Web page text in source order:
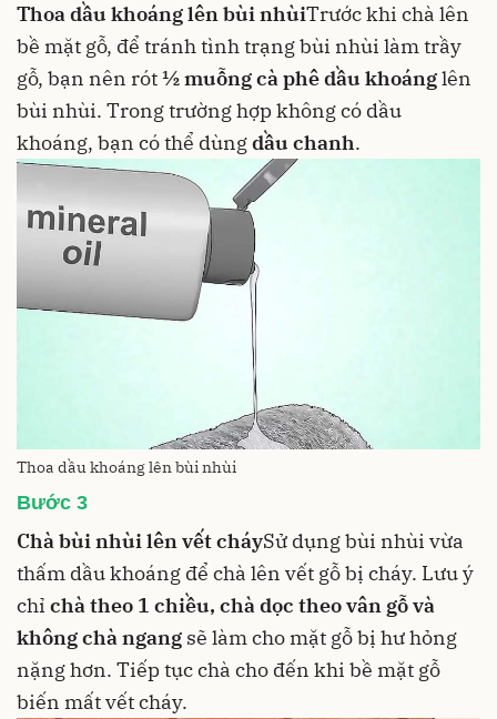
Thoa dầu khoáng lên bùi nhùiTrước khi chà lên
bề mặt gỗ, để tránh tình trạng bùi nhùi làm trầy
gỗ, bạn nên rót½ muỗng cà phê dầu khoánglên
bùi nhùi. Trong trường hợp không có dầu
khoáng, bạn có thể dùngdầu chanh.
Thoa dầu khoáng lên bùi nhùi
Bước 3
Chà bùi nhùi lên vết cháySử dụng bùi nhùi vừa
thấm dầu khoáng để chà lên vết gỗ bị cháy. Lưu ý
chỉ chà theo 1 chiều, chà dọc theo vân gỗ và
không chà ngang sẽ làm cho mặt gỗ bị hư hỏng
nặng hơn. Tiếp tục chà cho đến khi bề mặt gỗ
biến mất vết cháy.